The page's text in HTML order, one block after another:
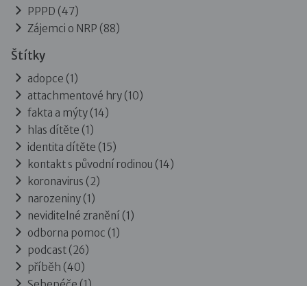
PPPD (47)
Zájemci o NRP (88)
Štítky
adopce (1)
attachmentové hry (10)
fakta a mýty (14)
hlas dítěte (1)
identita dítěte (15)
kontakt s původní rodinou (14)
koronavirus (2)
narozeniny (1)
neviditelné zranění (1)
odborna pomoc (1)
podcast (26)
příběh (40)